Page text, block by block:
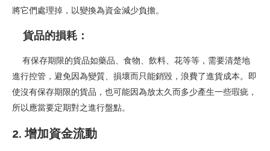
將它們處理掉，以變換為資金減少負擔。
貨品的損耗：
有保存期限的貨品如藥品、食物、飲料、花等等，需要清楚地
進行控管，避免因為變質、損壞而只能銷毀，浪費了進貨成本。即
使沒有保存期限的貨品，也可能因為放太久而多少產生一些瑕疵，
所以應當要定期對之進行盤點。
2. 增加資金流動